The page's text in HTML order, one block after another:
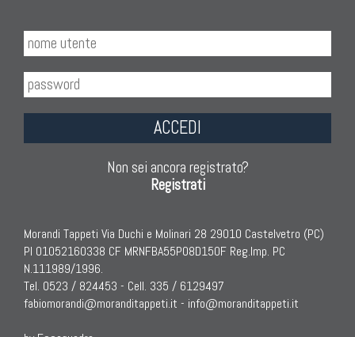
ACCEDI
Non sei ancora registrato?
Registrati
Morandi Tappeti Via Duchi e Molinari 28 29010 Castelvetro (PC)
PI 01052160338 CF MRNFBA55P08D150F Reg.Imp. PC
N.111989/1996.
Tel. 0523 / 824453 - Cell. 335 / 6129497
fabiomorandi@moranditappeti.it - info@moranditappeti.it